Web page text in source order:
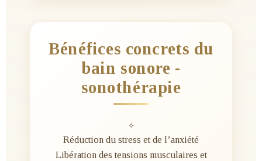
Bénéfices concrets du
bain sonore -
sonothérapie
✧
Réduction du stress et de l’anxiété
Libération des tensions musculaires et